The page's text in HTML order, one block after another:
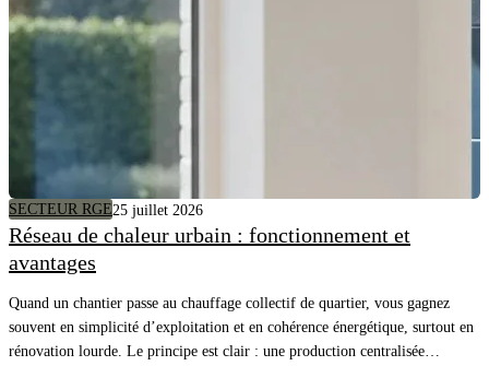
SECTEUR RGE25 juillet 2026
Réseau de chaleur urbain : fonctionnement et
avantages
Quand un chantier passe au chauffage collectif de quartier, vous gagnez
souvent en simplicité d’exploitation et en cohérence énergétique, surtout en
rénovation lourde. Le principe est clair : une production centralisée